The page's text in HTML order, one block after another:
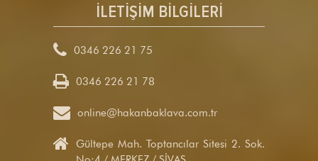
İLETİŞİM BİLGİLERİ
 0346 226 21 75
0346 226 21 78
 online@hakanbaklava.com.tr
 Gültepe Mah. Toptancılar Sitesi 2. Sok.
No:4 / MERKEZ / SİVAS